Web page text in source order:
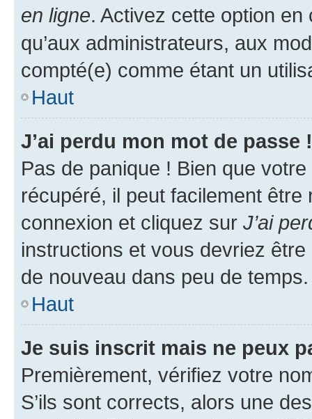
en ligne. Activez cette option
qu’aux administrateurs, aux
compté(e) comme étant un
Haut
J’ai perdu mon mot de passe !
Pas de panique ! Bien que
récupéré, il peut facilement
connexion et cliquez sur J’ai
instructions et vous devriez
de nouveau dans peu de temps.
Haut
Je suis inscrit mais ne peux
Premièrement, vérifiez votre
S’ils sont corrects, alors une